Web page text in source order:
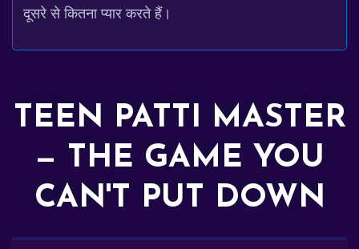
दूसरे से कितना प्यार करते हैं।
TEEN PATTI MASTER
— THE GAME YOU
CAN'T PUT DOWN